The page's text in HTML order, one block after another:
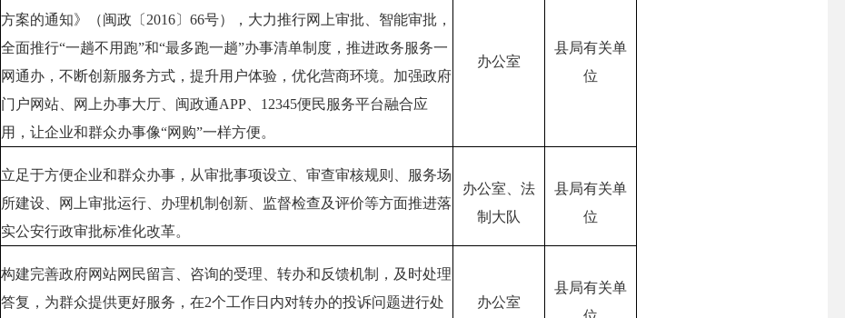
方案的通知》（闽政〔 2016〕 66号），大力推行网上审批、智能审批，
全面推行“一趟不用跑”和“最多跑一趟”办事清单制度，推进政务服务一
网通办，不断创新服务方式，提升用户体验，优化营商环境。加强政府
门户网站、网上办事大厅、闽政通APP、 12345便民服务平台融合应
用，让企业和群众办事像“网购”一样方便。
办公室
县局有关单
位
立足于方便企业和群众办事，从审批事项设立、审查审核规则、服务场
所建设、网上审批运行、办理机制创新、监督检查及评价等方面推进落
实公安行政审批标准化改革。
办公室、法
制大队
县局有关单
位
构建完善政府网站网民留言、咨询的受理、转办和反馈机制，及时处理
答复，为群众提供更好服务，在2个工作日内对转办的投诉问题进行处 办公室
县局有关单